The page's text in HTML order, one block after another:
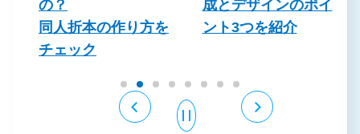
の？
同人折本の作り方を
チェック
成とデザインのポイ
ント3つを紹介